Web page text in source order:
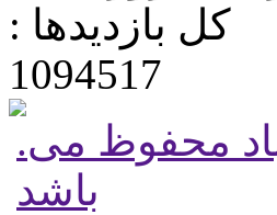
کل بازدیدها :
1094517
.تمامی حقوق برای پایگاه شهرداری پارس آباد محفوظ می
باشد